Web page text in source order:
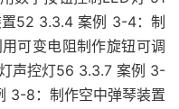
52 3.3.4 案例 3-4：制
可变电阻制作旋钮可调
声控灯56 3.3.7 案例 3-
3-8：制作空中弹琴装置